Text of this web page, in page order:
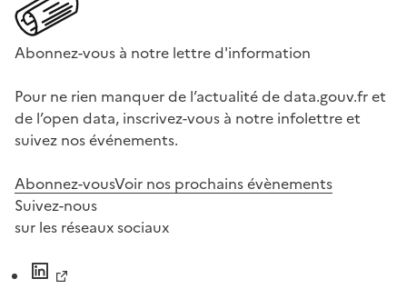
Abonnez-vous à notre lettre d'information
Pour ne rien manquer de l’actualité de data.gouv.fr et
de l’open data, inscrivez-vous à notre infolettre et
suivez nos événements.
Abonnez-vousVoir nos prochains évènements
Suivez-nous
sur les réseaux sociaux